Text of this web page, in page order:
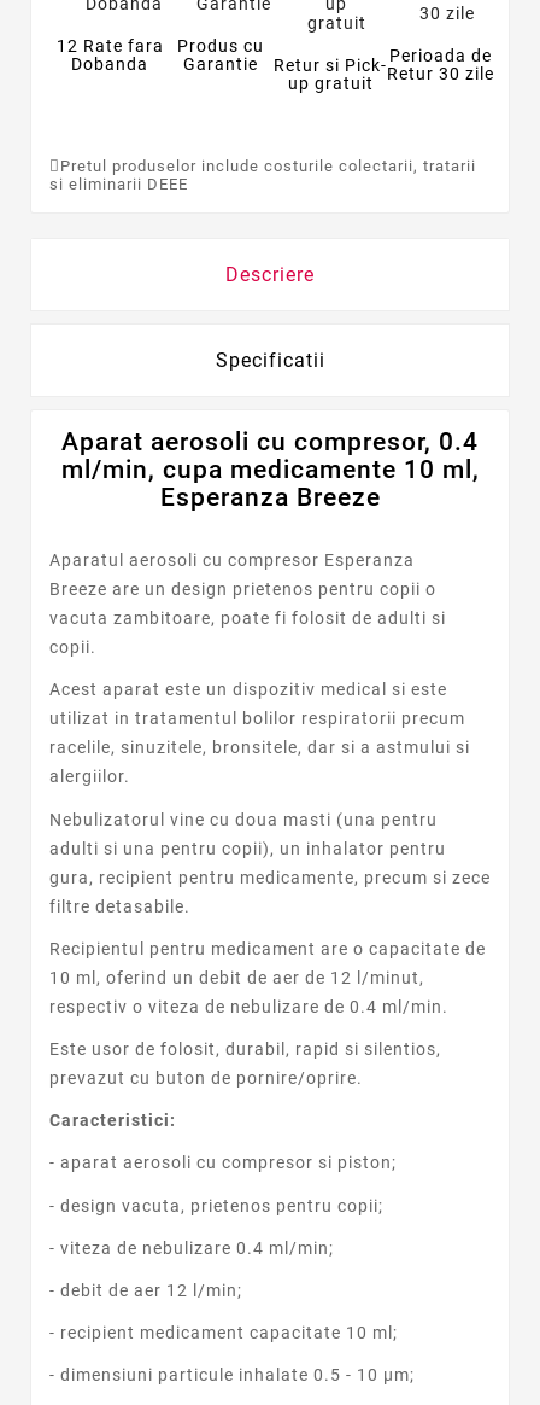
12 Rate fara
Dobanda
Produs cu
Garantie
Retur si Pick-
up gratuit
Perioada de
Retur 30 zile
Pretul produselor include costurile colectarii, tratarii
si eliminarii DEEE
Descriere
Specificatii
Aparat aerosoli cu compresor, 0.4
ml/min, cupa medicamente 10 ml,
Esperanza Breeze
Aparatul aerosoli cu compresor Esperanza
Breeze are un design prietenos pentru copii o
vacuta zambitoare, poate fi folosit de adulti si
copii.
Acest aparat este un dispozitiv medical si este
utilizat in tratamentul bolilor respiratorii precum
racelile, sinuzitele, bronsitele, dar si a astmului si
alergiilor.
Nebulizatorul vine cu doua masti (una pentru
adulti si una pentru copii), un inhalator pentru
gura, recipient pentru medicamente, precum si zece
filtre detasabile.
Recipientul pentru medicament are o capacitate de
10 ml, oferind un debit de aer de 12 l/minut,
respectiv o viteza de nebulizare de 0.4 ml/min.
Este usor de folosit, durabil, rapid si silentios,
prevazut cu buton de pornire/oprire.
Caracteristici:
- aparat aerosoli cu compresor si piston;
- design vacuta, prietenos pentru copii;
- viteza de nebulizare 0.4 ml/min;
- debit de aer 12 l/min;
- recipient medicament capacitate 10 ml;
- dimensiuni particule inhalate 0.5 - 10 µm;